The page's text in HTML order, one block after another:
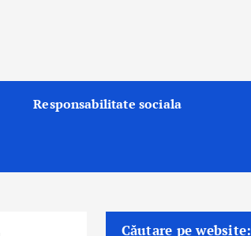
Responsabilitate sociala
Căutare pe website: